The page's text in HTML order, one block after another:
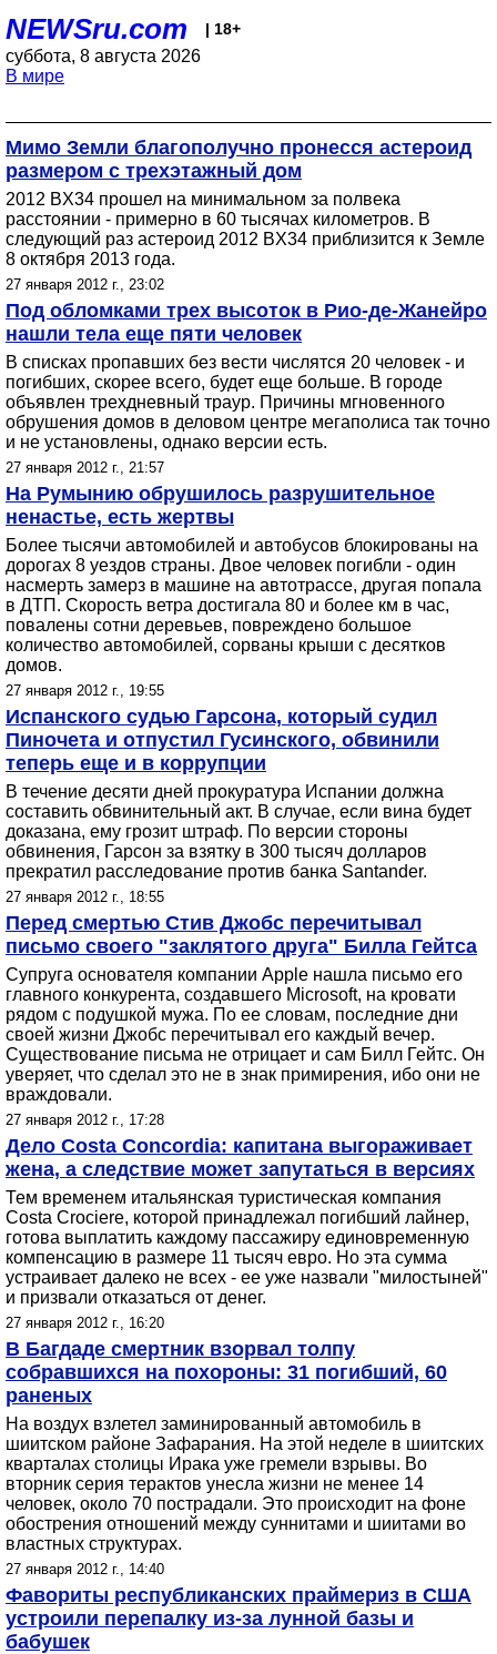
NEWSru.com | 18+
суббота, 8 августа 2026
В мире
Мимо Земли благополучно пронесся астероид
размером с трехэтажный дом
2012 BX34 прошел на минимальном за полвека
расстоянии - примерно в 60 тысячах километров. В
следующий раз астероид 2012 BX34 приблизится к Земле
8 октября 2013 года.
27 января 2012 г., 23:02
Под обломками трех высоток в Рио-де-Жанейро
нашли тела еще пяти человек
В списках пропавших без вести числятся 20 человек - и
погибших, скорее всего, будет еще больше. В городе
объявлен трехдневный траур. Причины мгновенного
обрушения домов в деловом центре мегаполиса так точно
и не установлены, однако версии есть.
27 января 2012 г., 21:57
На Румынию обрушилось разрушительное
ненастье, есть жертвы
Более тысячи автомобилей и автобусов блокированы на
дорогах 8 уездов страны. Двое человек погибли - один
насмерть замерз в машине на автотрассе, другая попала
в ДТП. Скорость ветра достигала 80 и более км в час,
повалены сотни деревьев, повреждено большое
количество автомобилей, сорваны крыши с десятков
домов.
27 января 2012 г., 19:55
Испанского судью Гарсона, который судил
Пиночета и отпустил Гусинского, обвинили
теперь еще и в коррупции
В течение десяти дней прокуратура Испании должна
составить обвинительный акт. В случае, если вина будет
доказана, ему грозит штраф. По версии стороны
обвинения, Гарсон за взятку в 300 тысяч долларов
прекратил расследование против банка Santander.
27 января 2012 г., 18:55
Перед смертью Стив Джобс перечитывал
письмо своего "заклятого друга" Билла Гейтса
Супруга основателя компании Apple нашла письмо его
главного конкурента, создавшего Microsoft, на кровати
рядом с подушкой мужа. По ее словам, последние дни
своей жизни Джобс перечитывал его каждый вечер.
Существование письма не отрицает и сам Билл Гейтс. Он
уверяет, что сделал это не в знак примирения, ибо они не
враждовали.
27 января 2012 г., 17:28
Дело Costa Concordia: капитана выгораживает
жена, а следствие может запутаться в версиях
Тем временем итальянская туристическая компания
Costa Crociere, которой принадлежал погибший лайнер,
готова выплатить каждому пассажиру единовременную
компенсацию в размере 11 тысяч евро. Но эта сумма
устраивает далеко не всех - ее уже назвали "милостыней"
и призвали отказаться от денег.
27 января 2012 г., 16:20
В Багдаде смертник взорвал толпу
собравшихся на похороны: 31 погибший, 60
раненых
На воздух взлетел заминированный автомобиль в
шиитском районе Зафарания. На этой неделе в шиитских
кварталах столицы Ирака уже гремели взрывы. Во
вторник серия терактов унесла жизни не менее 14
человек, около 70 пострадали. Это происходит на фоне
обострения отношений между суннитами и шиитами во
властных структурах.
27 января 2012 г., 14:40
Фавориты республиканских праймериз в США
устроили перепалку из-за лунной базы и
бабушек